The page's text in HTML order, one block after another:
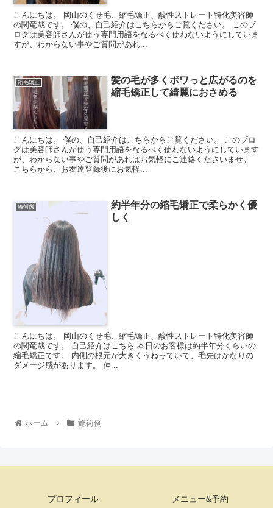
こんにちは。 岡山のくせ毛、縮毛矯正、酸性ストレート特化美容師
の関竜哉です。 僕の、自己紹介はこちらからご覧ください。 このブ
ログは美容師さんが使う専門用語をなるべく使わないようにしていま
すが、わからない事やご質問があれ...
縮毛矯正
髪の毛が多くボワっと広がるのを
縮毛矯正して綺麗におさめる
こんにちは。 僕の、自己紹介はこちらからご覧ください。 このブロ
グは美容師さんが使う専門用語をなるべく使わないようにしています
が、わからない事やご質問があればお気軽にご連絡くださいませ。
こちらから、お友達登録後にお気軽...
施術例
約半年分の縮毛矯正で柔らかく優
しく
こんにちは。 岡山のくせ毛、縮毛矯正、酸性ストレート特化美容師
の関竜哉です。 自己紹介はこちら 本日のお客様は約半年分くらいの
縮毛矯正です。 内側の根元が大きくうねっていて、毛先はかなりの
ダメージ感があります。 伸...
ホーム 施術例
プロフィール メニュー&予約